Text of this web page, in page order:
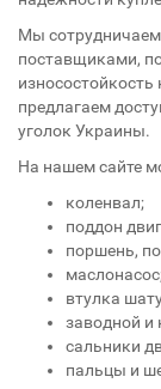
Мы
поставщиками,
предлагаем
уголок Украины.
На нашем сайте
коленвал;
поддон
поршень,
втулка
заводной и
сальники
пальцы и